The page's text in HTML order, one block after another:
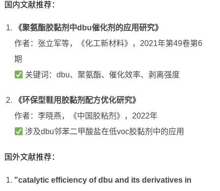
国内文献推荐：
《聚氨酯胶黏剂中dbu催化剂的应用研究》
作者：张立军等，《化工新材料》，2021年第49卷第6
期
关键词：dbu、聚氨酯、催化效率、剥离强度
《环保型鞋用胶黏剂配方优化研究》
作者：李晓燕，《中国胶粘剂》，2022年
涉及dbu邻苯二甲酸盐在低voc胶黏剂中的应用
国外文献推荐：
"catalytic efficiency of dbu and its derivatives in